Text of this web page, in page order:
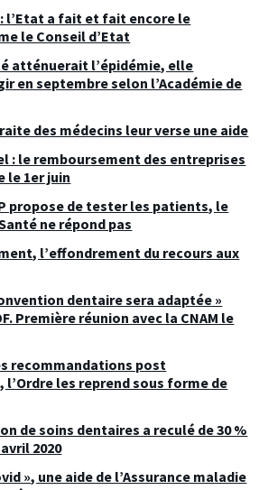
: l’Etat a fait et fait encore le
le Conseil d’Etat
atténuerait l’épidémie, elle
en septembre selon l’Académie de
des médecins leur verse une aide
: le remboursement des entreprises
le 1er juin
propose de tester les patients, le
ne répond pas
l’effondrement du recours aux
dentaire sera adaptée »
Première réunion avec la CNAM le
recommandations post
les reprend sous forme de
de soins dentaires a reculé de 30 %
2020
», une aide de l’Assurance maladie